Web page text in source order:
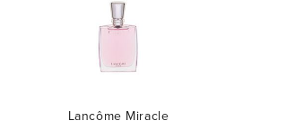
Lancôme Miracle